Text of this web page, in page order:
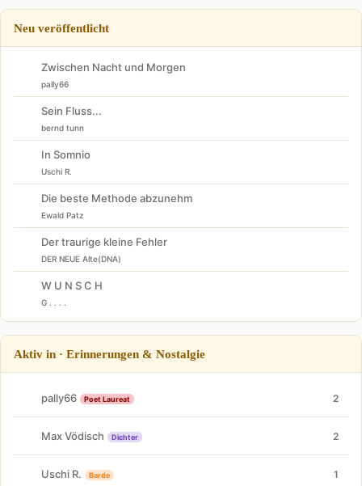
Neu veröffentlicht
Zwischen Nacht und Morgen
pally66
Sein Fluss...
bernd tunn
In Somnio
Uschi R.
Die beste Methode abzunehm
Ewald Patz
Der traurige kleine Fehler
DER NEUE Alte(DNA)
W U N S C H
G . . . .
Aktiv in · Erinnerungen & Nostalgie
pally66 Poet Laureat 2
Max Vödisch Dichter 2
Uschi R. Barde 1